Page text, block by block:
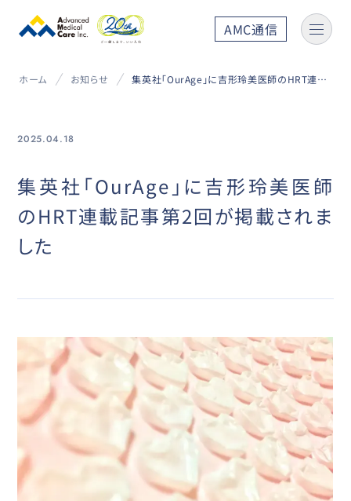
AMC通信
ホーム お知らせ 集英社「OurAge」に吉形玲美医師のHRT連載記事第2回が掲載されました
2025.04.18
集英社「OurAge」に吉形玲美医師
のHRT連載記事第2回が掲載されま
した